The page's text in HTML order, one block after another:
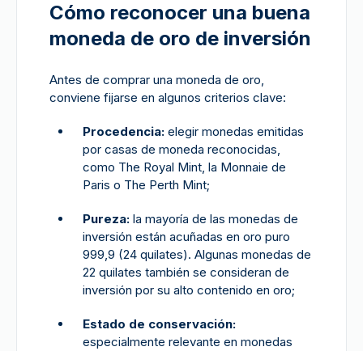
Cómo reconocer una buena
moneda de oro de inversión
Antes de comprar una moneda de oro,
conviene fijarse en algunos criterios clave:
Procedencia: elegir monedas emitidas
por casas de moneda reconocidas,
como The Royal Mint, la Monnaie de
Paris o The Perth Mint;
Pureza: la mayoría de las monedas de
inversión están acuñadas en oro puro
999,9 (24 quilates). Algunas monedas de
22 quilates también se consideran de
inversión por su alto contenido en oro;
Estado de conservación:
especialmente relevante en monedas